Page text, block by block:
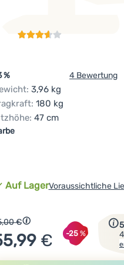
% 4 Bewertung
3,96 kg
180 kg
47 cm
wählen
Auf LagerVoraussichtliche
€ Rabatt berechnet vom
Rabatt
-25%
€